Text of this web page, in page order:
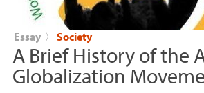
Essay 〉 Society
A Brief History of the
Globalization